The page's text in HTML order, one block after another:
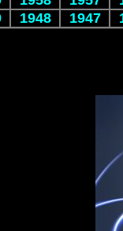
1948 1947